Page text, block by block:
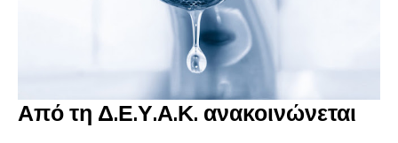
Από τη Δ.Ε.Υ.Α.Κ. ανακοινώνεται